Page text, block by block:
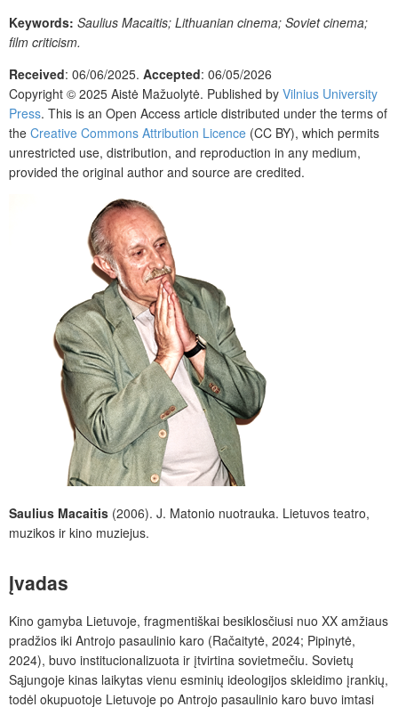
Keywords: Saulius Macaitis; Lithuanian cinema; Soviet cinema;
film criticism.
Received: 06/06/2025. Accepted: 06/05/2026
Copyright © 2025 Aistė Mažuolytė. Published by Vilnius University
Press. This is an Open Access article distributed under the terms of
the Creative Commons Attribution Licence (CC BY), which permits
unrestricted use, distribution, and reproduction in any medium,
provided the original author and source are credited.
Saulius Macaitis (2006). J. Matonio nuotrauka. Lietuvos teatro,
muzikos ir kino muziejus.
Įvadas
Kino gamyba Lietuvoje, fragmentiškai besiklosčiusi nuo XX amžiaus
pradžios iki Antrojo pasaulinio karo (Račaitytė, 2024; Pipinytė,
2024), buvo institucionalizuota ir įtvirtina sovietmečiu. Sovietų
Sąjungoje kinas laikytas vienu esminių ideologijos skleidimo įrankių,
todėl okupuotoje Lietuvoje po Antrojo pasaulinio karo buvo imtasi